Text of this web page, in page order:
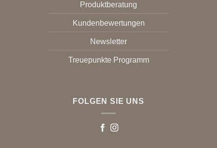
Produktberatung
Kundenbewertungen
Newsletter
Treuepunkte Programm
FOLGEN SIE UNS